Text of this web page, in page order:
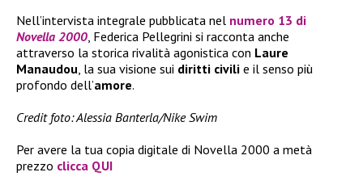
Nell’intervista integrale pubblicata nel numero 13 di
Novella 2000, Federica Pellegrini si racconta anche
attraverso la storica rivalità agonistica con Laure
Manaudou, la sua visione sui diritti civili e il senso più
profondo dell’amore.
Credit foto: Alessia Banterla/Nike Swim
Per avere la tua copia digitale di Novella 2000 a metà
prezzo clicca QUI